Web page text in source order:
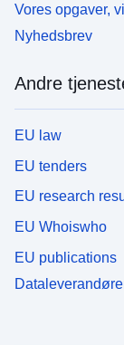
Vores opgaver,
Nyhedsbrev
Andre
EU law
EU tenders
EU research
EU Whoiswho
EU publications